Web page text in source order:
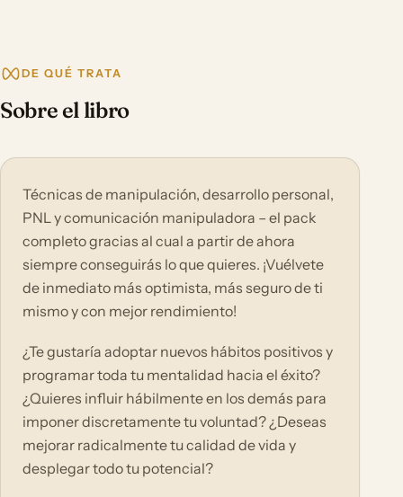
DE QUÉ TRATA
Sobre el libro
Técnicas de manipulación, desarrollo personal,
PNL y comunicación manipuladora – el pack
completo gracias al cual a partir de ahora
siempre conseguirás lo que quieres. ¡Vuélvete
de inmediato más optimista, más seguro de ti
mismo y con mejor rendimiento!
¿Te gustaría adoptar nuevos hábitos positivos y
programar toda tu mentalidad hacia el éxito?
¿Quieres influir hábilmente en los demás para
imponer discretamente tu voluntad? ¿Deseas
mejorar radicalmente tu calidad de vida y
desplegar todo tu potencial?